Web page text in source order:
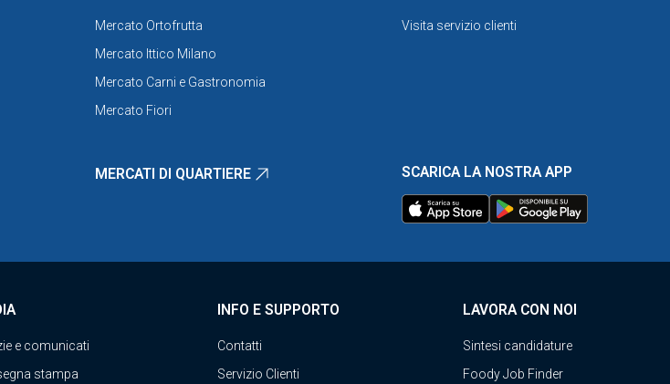
Mercato Ortofrutta
Mercato Ittico Milano
Mercato Carni e Gastronomia
Mercato Fiori
MERCATI DI QUARTIERE
Visita servizio clienti
SCARICA LA NOSTRA APP
e comunicati
stampa
INFO E SUPPORTO
Contatti
Servizio Clienti
LAVORA CON NOI
Sintesi candidature
Foody Job Finder